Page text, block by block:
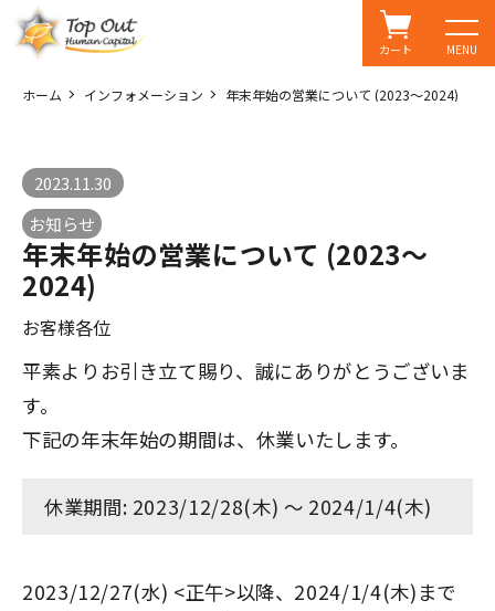
MENU
カート
ホーム インフォメーション 年末年始の営業について (2023～2024)
2023.11.30
お知らせ
年末年始の営業について (2023～
2024)
お客様各位
平素よりお引き立て賜り、誠にありがとうございま
す。
下記の年末年始の期間は、休業いたします。
休業期間: 2023/12/28(木) ～ 2024/1/4(木)
2023/12/27(水) <正午>以降、2024/1/4(木)まで